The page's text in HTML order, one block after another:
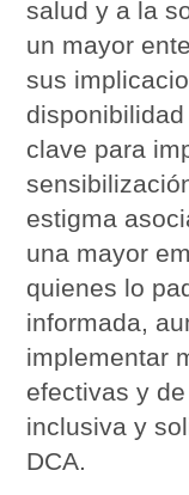
salud y a la
un mayor
sus
clave para
estigma
una mayor
quienes lo
informada,
implementar
efectivas y
inclusiva y
DCA.